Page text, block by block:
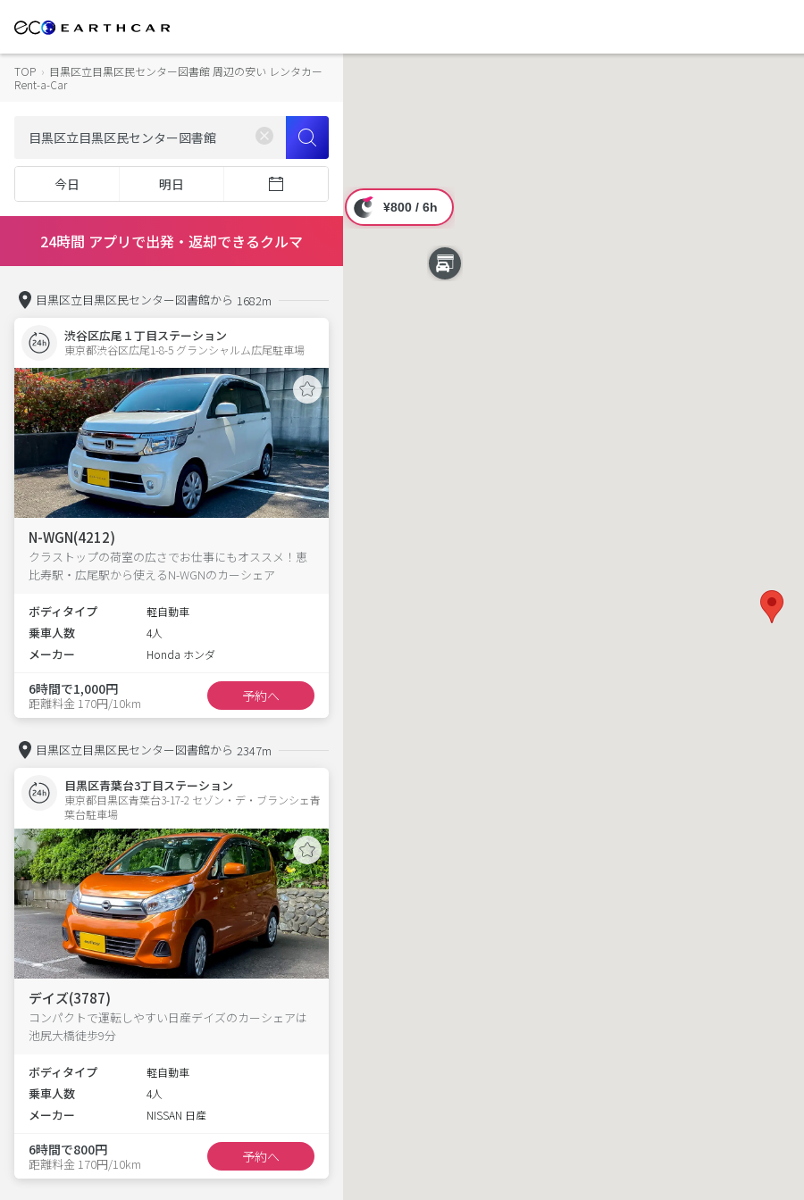
TOP › 目黒区立目黒区民センター図書館 周辺の安い レンタカー
Rent-a-Car
今日 明日
24時間 アプリで出発・返却できるクルマ
目黒区立目黒区民センター図書館から 1682m
渋谷区広尾１丁目ステーション
東京都渋谷区広尾1-8-5 グランシャルム広尾駐車場
N-WGN(4212)
クラストップの荷室の広さでお仕事にもオススメ！恵
比寿駅・広尾駅から使えるN-WGNのカーシェア
ボディタイプ 軽自動車
乗車人数 4人
メーカー Honda ホンダ
6時間で1,000円
距離料金 170円/10km 予約へ
目黒区立目黒区民センター図書館から 2347m
目黒区青葉台3丁目ステーション
東京都目黒区青葉台3-17-2 セゾン・デ・ブランシェ青
葉台駐車場
デイズ(3787)
コンパクトで運転しやすい日産デイズのカーシェアは
池尻大橋徒歩9分
ボディタイプ 軽自動車
乗車人数 4人
メーカー NISSAN 日産
6時間で800円
距離料金 170円/10km 予約へ